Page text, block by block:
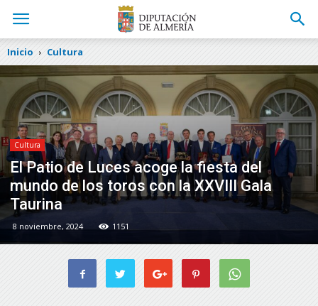
Inicio Cultura
Cultura
El Patio de Luces acoge la fiesta del
mundo de los toros con la XXVIII Gala
Taurina
8 noviembre, 2024 1151